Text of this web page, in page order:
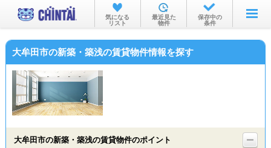
お部屋を探す
沿線・駅から
物件特集から
気になる
リスト
最近見た
物件
保存中の
条件
大牟田市の新築・築浅の賃貸物件情報を探す
大牟田市の新築・築浅の賃貸物件のポイント